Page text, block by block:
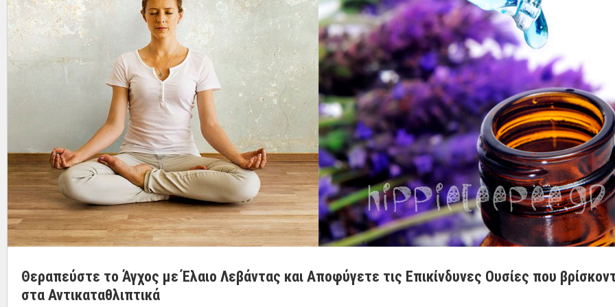
Θεραπεύστε το Άγχος με Έλαιο Λεβάντας και Αποφύγετε τις Επικίνδυνες Ουσίες που
στα Αντικαταθλιπτικά